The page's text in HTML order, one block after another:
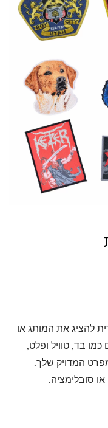
להציג את המותג או
בד, טוויל ופלט,
המדויק שלך.